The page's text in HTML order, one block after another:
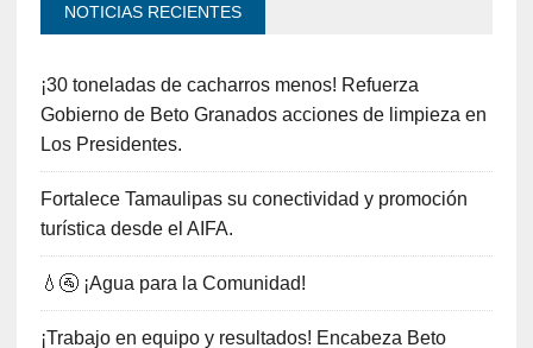
NOTICIAS RECIENTES
¡30 toneladas de cacharros menos! Refuerza
Gobierno de Beto Granados acciones de limpieza en
Los Presidentes.
Fortalece Tamaulipas su conectividad y promoción
turística desde el AIFA.
💧🚰 ¡Agua para la Comunidad!
¡Trabajo en equipo y resultados! Encabeza Beto